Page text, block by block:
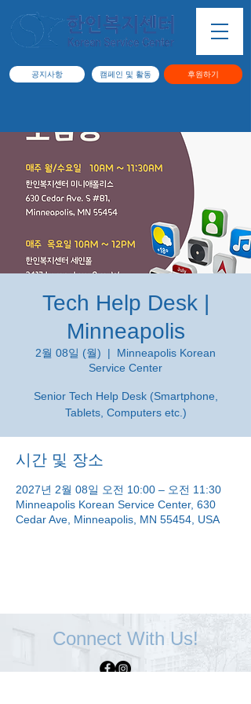
공지사항 캠페인 및 활동 후원하기
Tech Help Desk |
Minneapolis
2월 08일 (월)
  |
Minneapolis Korean
Service Center
Senior Tech Help Desk (Smartphone,
Tablets, Computers etc.)
시간 및 장소
2027년 2월 08일 오전 10:00 – 오전 11:30
Minneapolis Korean Service Center, 630
Cedar Ave, Minneapolis, MN 55454, USA
Connect With Us!